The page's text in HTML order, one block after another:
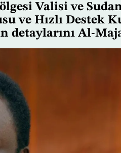
Valisi ve
ve Hızlı Destek
detaylarını Al-